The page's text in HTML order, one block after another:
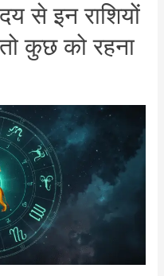
से इन राशियों
कुछ को रहना